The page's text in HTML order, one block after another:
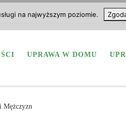
UPRAWA W DOMU
Mężczyzn
na najwyższym poziomie.